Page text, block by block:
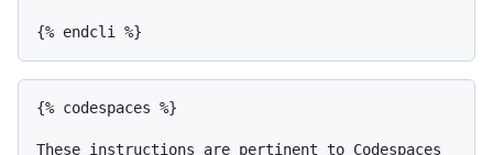
{% codespaces %}
These instructions are pertinent to Codespaces